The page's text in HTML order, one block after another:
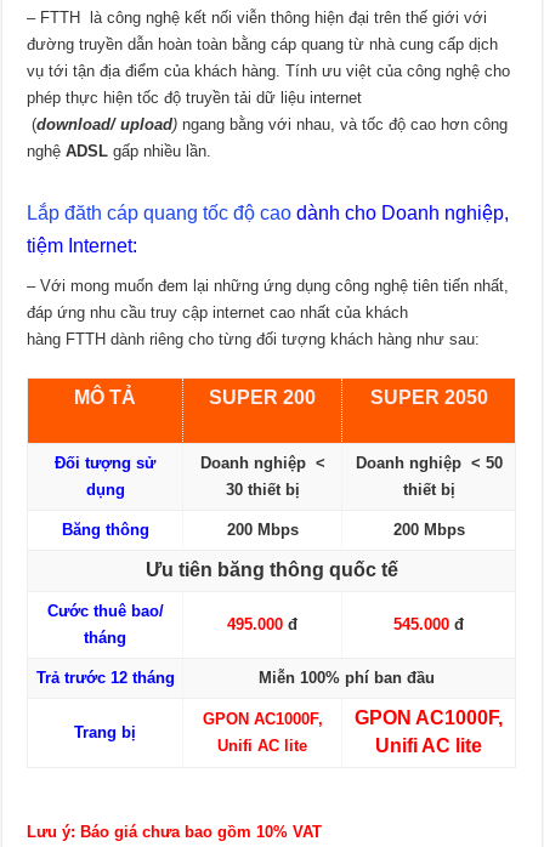
– FTTH là công nghệ kết nối viễn thông hiện đại trên thế giới với
đường truyền dẫn hoàn toàn bằng cáp quang từ nhà cung cấp dịch
vụ tới tận địa điểm của khách hàng. Tính ưu việt của công nghệ cho
phép thực hiện tốc độ truyền tải dữ liệu internet
(download/upload) ngang bằng với nhau, và tốc độ cao hơn công
nghệADSL gấp nhiều lần.
Lắp đăth cáp quang tốc độ cao dành cho Doanh nghiệp,
tiệm Internet:
– Với mong muốn đem lại những ứng dụng công nghệ tiên tiến nhất,
đáp ứng nhu cầu truy cập internet cao nhất của khách
hàng FTTH dành riêng cho từng đối tượng khách hàng như sau:
MÔ TẢ SUPER 200 SUPER 2050
Đối tượng sử
dụng
Doanh nghiệp <
30 thiết bị
Doanh nghiệp < 50
thiết bị
Băng thông 200 Mbps 200 Mbps
Ưu tiên băng thông quốc tế
Cước thuê bao/
tháng
495.000 đ 545.000 đ
Trả trước 12 tháng Miễn 100% phí ban đầu
Trang bị
GPON AC1000F,
Unifi AC lite
GPON AC1000F,
Unifi AC lite
Lưu ý: Báo giá chưa bao gồm 10% VAT